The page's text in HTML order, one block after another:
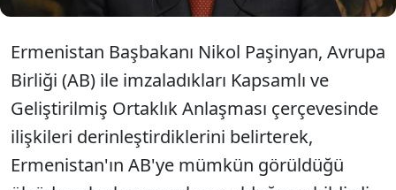
Ermenistan Başbakanı Nikol Paşinyan, Avrupa
Birliği (AB) ile imzaladıkları Kapsamlı ve
Geliştirilmiş Ortaklık Anlaşması çerçevesinde
ilişkileri derinleştirdiklerini belirterek,
Ermenistan'ın AB'ye mümkün görüldüğü